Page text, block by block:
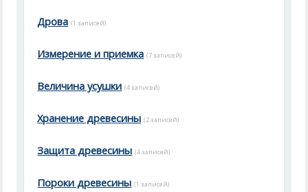
Дрова (1 записей)
Измерение и приемка (7 записей)
Величина усушки (4 записей)
Хранение древесины (2 записей)
Защита древесины (4 записей)
Пороки древесины (1 записей)